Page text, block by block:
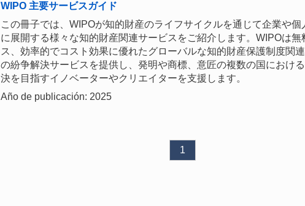
WIPO 主要サービスガイド
この冊子では、WIPOが知的財産のライフサイクルを通じて企業や
に展開する様々な知的財産関連サービスをご紹介します。WIPOは
ス、効率的でコスト効果に優れたグローバルな知的財産保護制度関
の紛争解決サービスを提供し、発明や商標、意匠の複数の国におけ
決を目指すイノベーターやクリエイターを支援します。
Año de publicación: 2025
1